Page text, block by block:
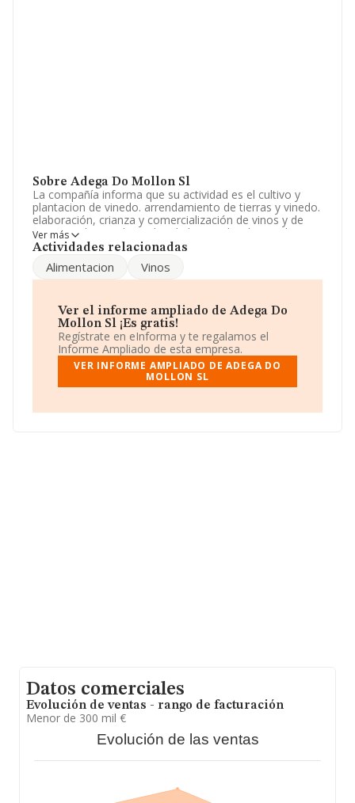
Sobre Adega Do Mollon Sl
La compañía informa que su actividad es el cultivo y
plantacion de vinedo. arrendamiento de tierras y vinedo.
elaboración, crianza y comercialización de vinos y de
otros productos derivados de la uva. destilacion de
vinos y orujos fermentados. la compra, tenen. La
Clasifica su actividad CNAE como 'Elaboración de vinos',
código 1102. La empresa no tiene actividad en
El número de empleados ha sido el mismo con respecto
al 2024 y según los datos a disposición de INFORMA, ha
tenido un número de empleados por debajo de la media
de sector.
Para más información es posible contactar a través del
Ver más
Actividades relacionadas
Alimentacion Vinos
Ver el informe ampliado de Adega Do
Mollon Sl ¡Es gratis!
Regístrate en eInforma y te regalamos el
Informe Ampliado de esta empresa.
VER INFORME AMPLIADO DE ADEGA DO
MOLLON SL
Datos comerciales
Evolución de ventas - rango de facturación
Menor de 300 mil €
Evolución de las ventas